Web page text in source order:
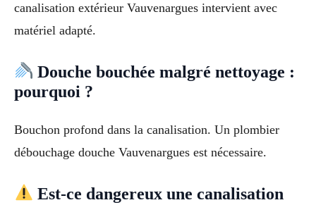
canalisation extérieur Vauvenargues intervient avec
matériel adapté.
Douche bouchée malgré nettoyage :
pourquoi ?
Bouchon profond dans la canalisation. Un plombier
débouchage douche Vauvenargues est nécessaire.
Est-ce dangereux une canalisation